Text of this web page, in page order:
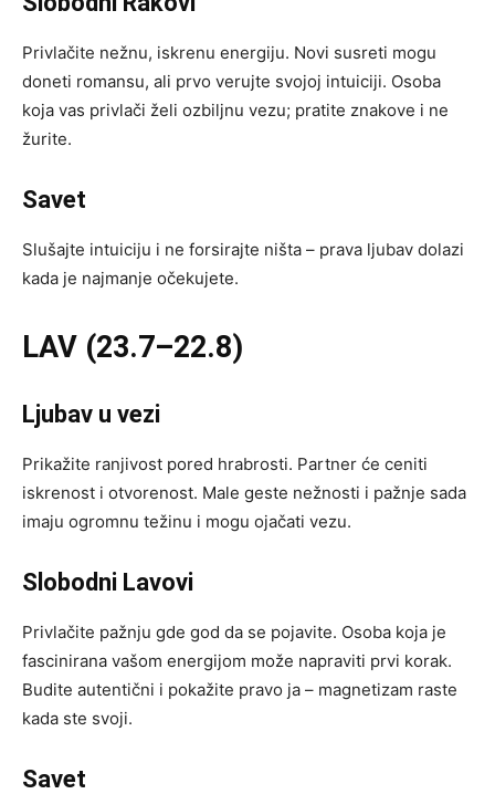
Privlačite nežnu, iskrenu energiju. Novi susreti mogu
doneti romansu, ali prvo verujte svojoj intuiciji. Osoba
koja vas privlači želi ozbiljnu vezu; pratite znakove i ne
žurite.
Savet
Slušajte intuiciju i ne forsirajte ništa – prava ljubav dolazi
kada je najmanje očekujete.
LAV (23.7–22.8)
Ljubav u vezi
Prikažite ranjivost pored hrabrosti. Partner će ceniti
iskrenost i otvorenost. Male geste nežnosti i pažnje sada
imaju ogromnu težinu i mogu ojačati vezu.
Slobodni Lavovi
Privlačite pažnju gde god da se pojavite. Osoba koja je
fascinirana vašom energijom može napraviti prvi korak.
Budite autentični i pokažite pravo ja – magnetizam raste
kada ste svoji.
Savet